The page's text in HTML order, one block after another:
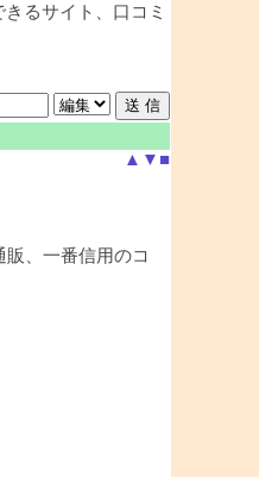
るサイト、口コミ
▲ ▼ ■
、一番信用のコ